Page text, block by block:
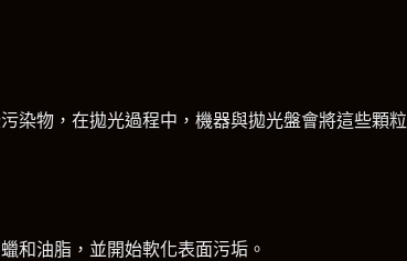
染物，在拋光過程中，機器與拋光盤會將這些顆粒
和油脂，並開始軟化表面污垢。